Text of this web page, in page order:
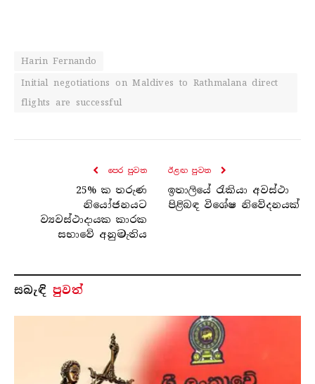
Harin Fernando
Initial negotiations on Maldives to Rathmalana direct
flights are successful
පෙර පුව​ත
25% ක තරුණ
නියෝජනයට
ව්‍යවස්ථාදායක කාරක
සභාවේ අනුමැතිය
ඊළඟ පුව​ත
ඉතාලියේ රැකියා අවස්ථා
පිළිබඳ විශේෂ නිවේදනයක්
සබැ​ඳි පුවත්